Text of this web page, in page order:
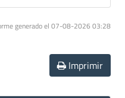
generado el 07-08-2026 03:28
Imprimir